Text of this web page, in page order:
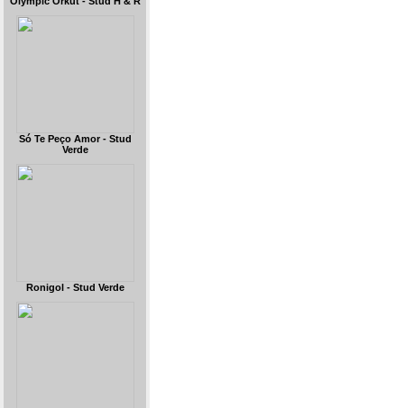
Só Te Peço Amor - Stud
Verde
Ronigol - Stud Verde